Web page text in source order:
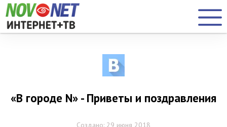
«В городе N» - Приветы и поздравления
Создано: 29 июня 2018